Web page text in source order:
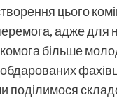
цього
адже для
більше
поділимося